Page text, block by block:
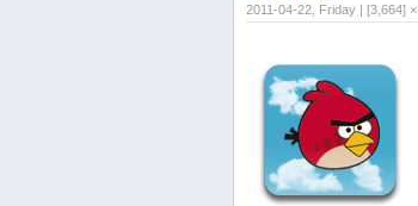
2011-04-22, Friday | [3,664] ×